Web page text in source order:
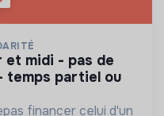
temps partiel ou
financer celui d'un